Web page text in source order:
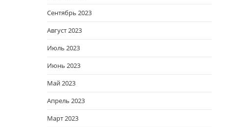
Сентябрь 2023
Август 2023
Июль 2023
Июнь 2023
Май 2023
Апрель 2023
Март 2023